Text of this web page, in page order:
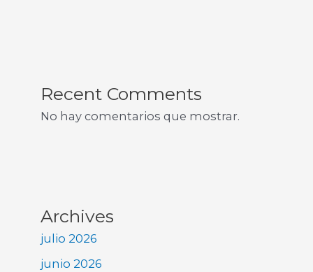
Recent Comments
No hay comentarios que mostrar.
Archives
julio 2026
junio 2026